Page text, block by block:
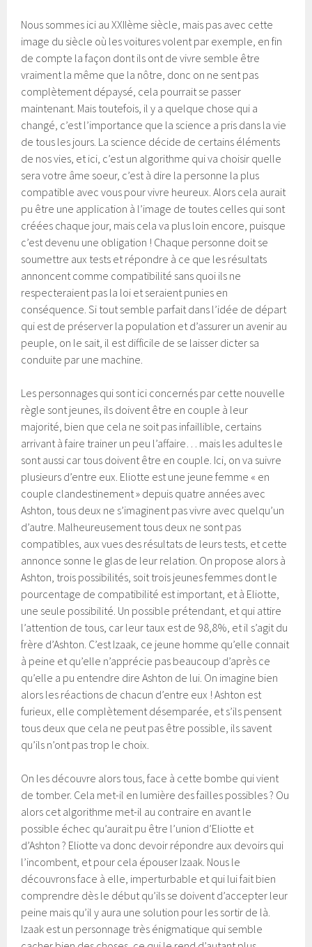
Nous sommes ici au XXIIème siècle, mais pas avec cette
image du siècle où les voitures volent par exemple, en fin
de compte la façon dont ils ont de vivre semble être
vraiment la même que la nôtre, donc on ne sent pas
complètement dépaysé, cela pourrait se passer
maintenant. Mais toutefois, il y a quelque chose qui a
changé, c’est l’importance que la science a pris dans la vie
de tous les jours. La science décide de certains éléments
de nos vies, et ici, c’est un algorithme qui va choisir quelle
sera votre âme soeur, c’est à dire la personne la plus
compatible avec vous pour vivre heureux. Alors cela aurait
pu être une application à l’image de toutes celles qui sont
créées chaque jour, mais cela va plus loin encore, puisque
c’est devenu une obligation ! Chaque personne doit se
soumettre aux tests et répondre à ce que les résultats
annoncent comme compatibilité sans quoi ils ne
respecteraient pas la loi et seraient punies en
conséquence. Si tout semble parfait dans l’idée de départ
qui est de préserver la population et d’assurer un avenir au
peuple, on le sait, il est difficile de se laisser dicter sa
conduite par une machine.
Les personnages qui sont ici concernés par cette nouvelle
règle sont jeunes, ils doivent être en couple à leur
majorité, bien que cela ne soit pas infaillible, certains
arrivant à faire trainer un peu l’affaire… mais les adultes le
sont aussi car tous doivent être en couple. Ici, on va suivre
plusieurs d’entre eux. Eliotte est une jeune femme « en
couple clandestinement » depuis quatre années avec
Ashton, tous deux ne s’imaginent pas vivre avec quelqu’un
d’autre. Malheureusement tous deux ne sont pas
compatibles, aux vues des résultats de leurs tests, et cette
annonce sonne le glas de leur relation. On propose alors à
Ashton, trois possibilités, soit trois jeunes femmes dont le
pourcentage de compatibilité est important, et à Eliotte,
une seule possibilité. Un possible prétendant, et qui attire
l’attention de tous, car leur taux est de 98,8%, et il s’agit du
frère d’Ashton. C’est Izaak, ce jeune homme qu’elle connait
à peine et qu’elle n’apprécie pas beaucoup d’après ce
qu’elle a pu entendre dire Ashton de lui. On imagine bien
alors les réactions de chacun d’entre eux ! Ashton est
furieux, elle complètement désemparée, et s’ils pensent
tous deux que cela ne peut pas être possible, ils savent
qu’ils n’ont pas trop le choix.
On les découvre alors tous, face à cette bombe qui vient
de tomber. Cela met-il en lumière des failles possibles ? Ou
alors cet algorithme met-il au contraire en avant le
possible échec qu’aurait pu être l’union d’Eliotte et
d’Ashton ? Eliotte va donc devoir répondre aux devoirs qui
l’incombent, et pour cela épouser Izaak. Nous le
découvrons face à elle, imperturbable et qui lui fait bien
comprendre dès le début qu’ils se doivent d’accepter leur
peine mais qu’il y aura une solution pour les sortir de là.
Izaak est un personnage très énigmatique qui semble